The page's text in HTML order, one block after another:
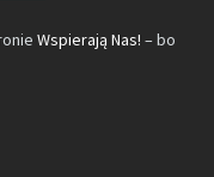
Wspierają Nas! – bo